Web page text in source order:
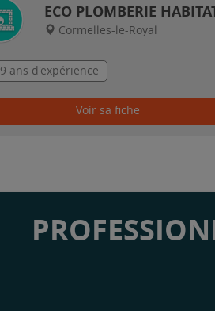
ECO PLOMBERIE
Cormelles-le-Royal
9 ans d'expérience
Voir sa fiche